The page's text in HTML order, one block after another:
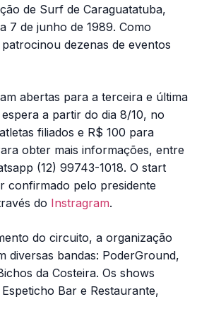
de Surf de Caraguatatuba,
7 de junho de 1989. Como
dezenas de eventos
abertas para a terceira e última
a partir do dia 8/10, no
filiados e R$ 100 para
obter mais informações, entre
(12) 99743-1018. O start
confirmado pelo presidente
do Instragram.
do circuito, a organização
diversas bandas: PoderGround,
da Costeira. Os shows
Bar e Restaurante,